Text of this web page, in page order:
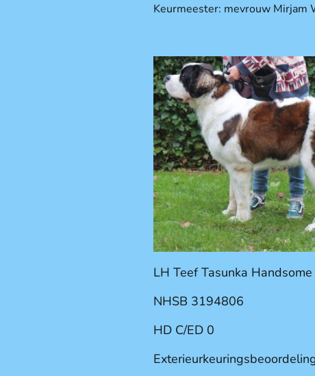
Keurmeester: mevrouw Mirjam
LH Teef Tasunka Handsome
NHSB 3194806
HD C/ED 0